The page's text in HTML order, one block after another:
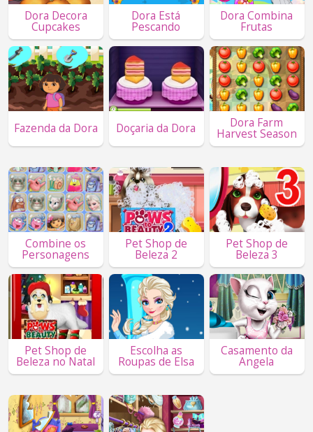
Dora Decora
Cupcakes
Dora Está
Pescando
Dora Combina
Frutas
Fazenda da Dora Doçaria da Dora Dora Farm
Harvest Season
Combine os
Personagens
Pet Shop de
Beleza 2
Pet Shop de
Beleza 3
Pet Shop de
Beleza no Natal
Escolha as
Roupas de Elsa
Casamento da
Angela